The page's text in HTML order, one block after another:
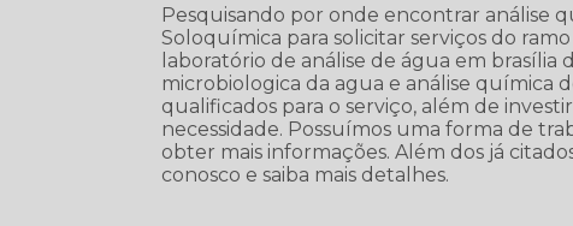
Pesquisando por onde encontrar análise
Soloquímica para solicitar serviços do
laboratório de análise de água em brasília
microbiologica da agua e análise química
qualificados para o serviço, além de
necessidade. Possuímos uma forma de
obter mais informações. Além dos já
conosco e saiba mais detalhes.